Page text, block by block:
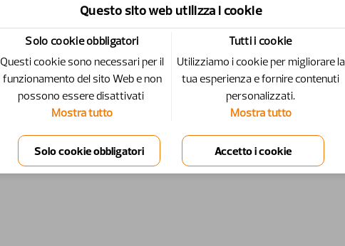
12712510-1 2
Questo sito web utilizza i cookie
Solo cookie obbligatori
Questi cookie sono necessari per il
funzionamento del sito Web e non
possono essere disattivati ​​
Mostra tutto
Tutti i cookie
Utilizziamo i cookie per migliorare la
tua esperienza e fornire contenuti
personalizzati.
Mostra tutto